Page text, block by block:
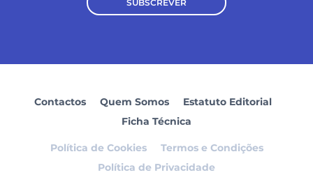
SUBSCREVER
Contactos Quem Somos
Estatuto Editorial
Ficha Técnica
Política de Cookies
Termos e Condições
Política de Privacidade